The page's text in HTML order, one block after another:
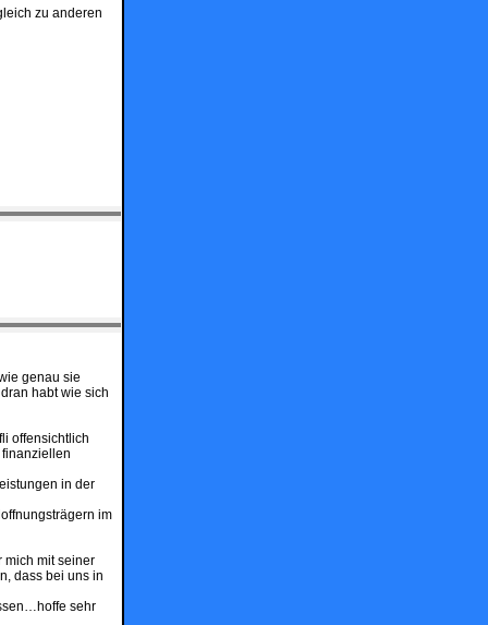
zu anderen
genau sie
habt wie sich
offensichtlich
in der
im
mich mit seiner
dass bei uns in
sehr